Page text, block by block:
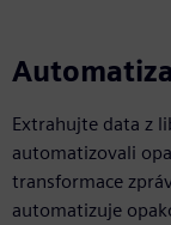
Extrahujte data z
automatizovali
transformace
automatizuje